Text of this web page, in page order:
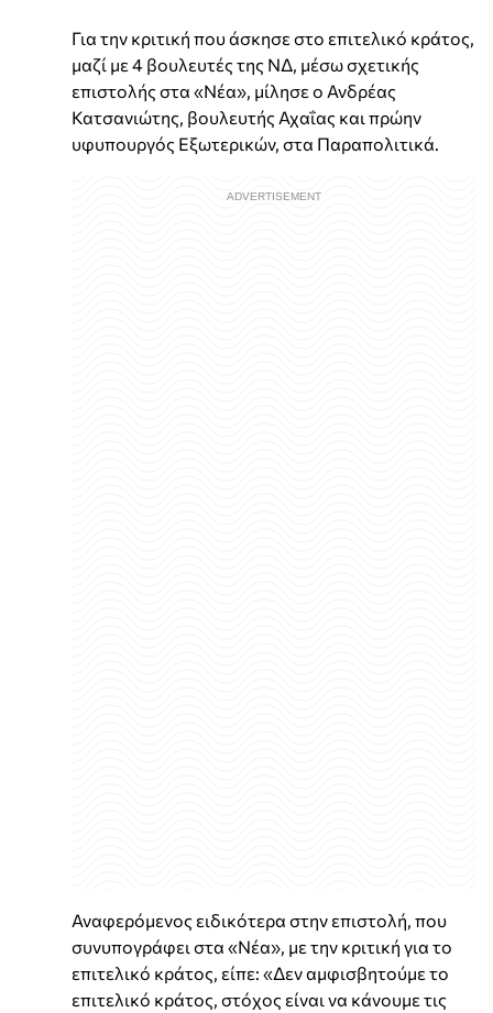
Για την κριτική που άσκησε στο επιτελικό κράτος,
μαζί με 4 βουλευτές της ΝΔ, μέσω σχετικής
επιστολής στα «Νέα», μίλησε ο Ανδρέας
Κατσανιώτης, βουλευτής Αχαΐας και πρώην
υφυπουργός Εξωτερικών, στα Παραπολιτικά.
Αναφερόμενος ειδικότερα στην επιστολή, που
συνυπογράφει στα «Νέα», με την κριτική για το
επιτελικό κράτος, είπε: «Δεν αμφισβητούμε το
επιτελικό κράτος, στόχος είναι να κάνουμε τις